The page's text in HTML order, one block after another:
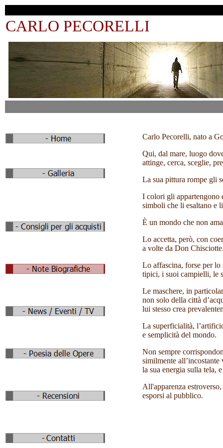
CARLO PECORELLI
Carlo Pecorelli, nato a
Qui, dal mare, luogo
attinge, cerca, sceglie,
La sua pittura rompe gli
I colori gli appartengono
simboli che li esaltano e
È un mondo che non
Lo accetta, però, con
a volte da Don
Lo affascina, forse per lo
tipici, i suoi campielli, le
Le maschere, in
non solo della città
lui stesso crea
La superficialità,
e semplicità del mondo.
Non sempre
similmente
la sua energia sulla tela,
All'apparenza
esporsi al pubblico.